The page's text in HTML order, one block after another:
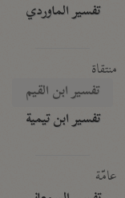
تفسير الماوردي
منتقاة
تفسير ابن القيم
تفسير ابن تيمية
عامّة